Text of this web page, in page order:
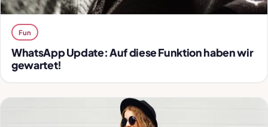
Fun
WhatsApp Update: Auf diese Funktion haben wir
gewartet!